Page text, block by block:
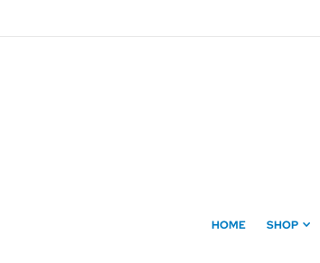
zum
HOME SHOP